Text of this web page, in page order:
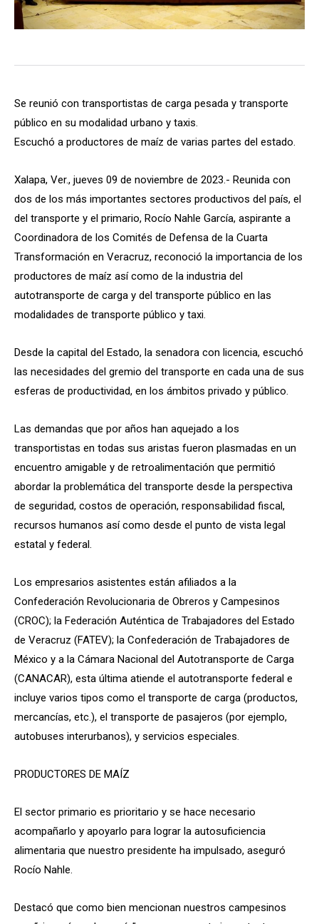
Se reunió con transportistas de carga pesada y transporte
público en su modalidad urbano y taxis.
Escuchó a productores de maíz de varias partes del estado.
Xalapa, Ver., jueves 09 de noviembre de 2023.- Reunida con
dos de los más importantes sectores productivos del país, el
del transporte y el primario, Rocío Nahle García, aspirante a
Coordinadora de los Comités de Defensa de la Cuarta
Transformación en Veracruz, reconoció la importancia de los
productores de maíz así como de la industria del
autotransporte de carga y del transporte público en las
modalidades de transporte público y taxi.
Desde la capital del Estado, la senadora con licencia, escuchó
las necesidades del gremio del transporte en cada una de sus
esferas de productividad, en los ámbitos privado y público.
Las demandas que por años han aquejado a los
transportistas en todas sus aristas fueron plasmadas en un
encuentro amigable y de retroalimentación que permitió
abordar la problemática del transporte desde la perspectiva
de seguridad, costos de operación, responsabilidad fiscal,
recursos humanos así como desde el punto de vista legal
estatal y federal.
Los empresarios asistentes están afiliados a la
Confederación Revolucionaria de Obreros y Campesinos
(CROC); la Federación Auténtica de Trabajadores del Estado
de Veracruz (FATEV); la Confederación de Trabajadores de
México y a la Cámara Nacional del Autotransporte de Carga
(CANACAR), esta última atiende el autotransporte federal e
incluye varios tipos como el transporte de carga (productos,
mercancías, etc.), el transporte de pasajeros (por ejemplo,
autobuses interurbanos), y servicios especiales.
PRODUCTORES DE MAÍZ
El sector primario es prioritario y se hace necesario
acompañarlo y apoyarlo para lograr la autosuficiencia
alimentaria que nuestro presidente ha impulsado, aseguró
Rocío Nahle.
Destacó que como bien mencionan nuestros campesinos